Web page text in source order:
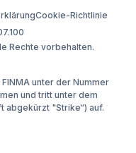
Rechte vorbehalten.
Cookie-Richtlinie
unter der Nummer
und tritt unter dem
abgekürzt "Strike“) auf.